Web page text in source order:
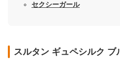
セクシーガール
スルタン ギュペシルク ブ